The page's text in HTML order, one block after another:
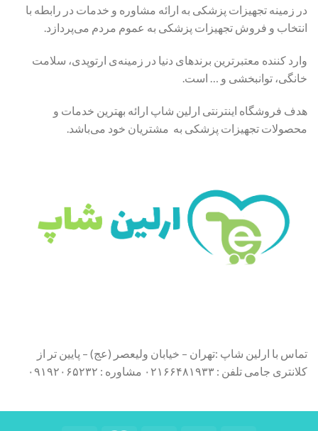
در زمینه تجهیزات پزشکی به ارائه مشاوره و خدمات در رابطه با
انتخاب و فروش تجهیزات پزشکی به عموم مردم می‌پردازد.
وارد کننده معتبرترین برندهای دنیا در زمینه‌ی ارتوپدی، سلامت
خانگی، توانبخشی و … است.
هدف فروشگاه اینترنتی ارلین شاپ ارائه بهترین خدمات و
محصولات تجهیزات پزشکی به مشتریان خود می‌باشد.
تماس با ارلین شاپ :تهران – خیابان ولیعصر (عج) – پایین تر از
کلانتری جامی تلفن : ۰۲۱۶۶۴۸۱۹۳۳ مشاوره : ۰۹۱۹۲۰۶۵۲۳۲